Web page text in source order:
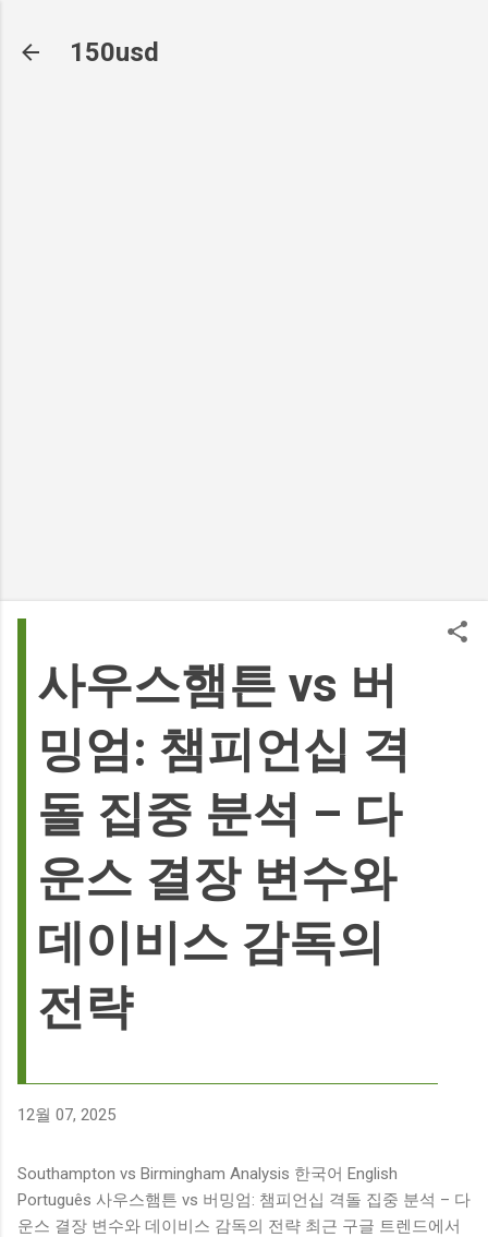
150usd
사우스햄튼 vs 버
밍엄: 챔피언십 격
돌 집중 분석 – 다
운스 결장 변수와
데이비스 감독의
전략
12월 07, 2025
Southampton vs Birmingham Analysis 한국어 English
Português 사우스햄튼 vs 버밍엄: 챔피언십 격돌 집중 분석 – 다
운스 결장 변수와 데이비스 감독의 전략 최근 구글 트렌드에서